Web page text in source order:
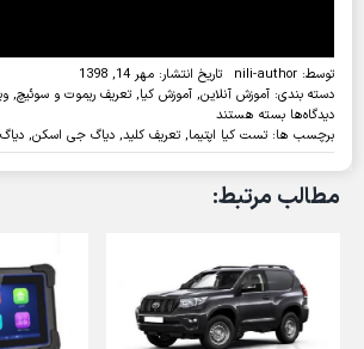
توسط: nili-author
تاریخ انتشار: مهر 14, 1398
دسته بندی: آموزش آنلاین, آموزش کیا, تعریف ریموت و سوئیچ,
دیدگاه‌ها برای
ویدئو:تعریف
کلید
هوشمند
و
ی
خودروی
کیا
اپتیما
بسته هستند
برچسب ها: تست کیا اپتیما, تعریف کلید, دیاگ جی اسکن,
مطالب مرتبط: